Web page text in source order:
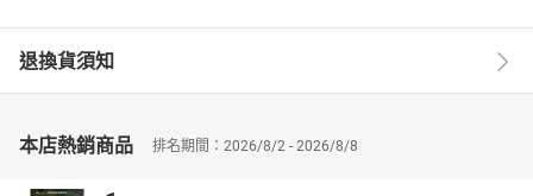
等，出版诗集《红桑葚》等。文风清新质朴，《百合 - 那一抹清香》
以温润笔触书写生命与美好，作品真挚动人、意蕴悠长。
退換貨須知
本店熱銷商品 排名期間：2026/8/2 - 2026/8/8